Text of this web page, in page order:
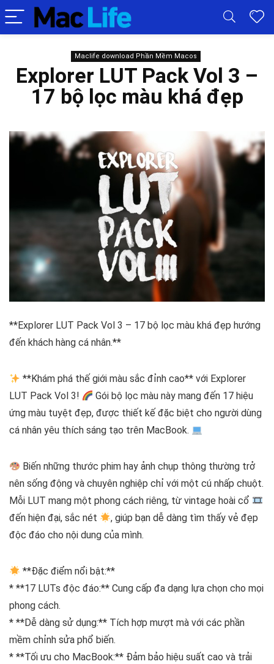
Maclife download Phần Mềm Macos
Explorer LUT Pack Vol 3 –
17 bộ lọc màu khá đẹp
**Explorer LUT Pack Vol 3 – 17 bộ lọc màu khá đẹp hướng
đến khách hàng cá nhân.**
**Khám phá thế giới màu sắc đỉnh cao** với Explorer
LUT Pack Vol 3!
Gói bộ lọc màu này mang đến 17 hiệu
ứng màu tuyệt đẹp, được thiết kế đặc biệt cho người dùng
cá nhân yêu thích sáng tạo trên MacBook.
Biến những thước phim hay ảnh chụp thông thường trở
nên sống động và chuyên nghiệp chỉ với một cú nhấp chuột.
Mỗi LUT mang một phong cách riêng, từ vintage hoài cổ
đến hiện đại, sắc nét
, giúp bạn dễ dàng tìm thấy vẻ đẹp
độc đáo cho nội dung của mình.
**Đặc điểm nổi bật:**
* **17 LUTs độc đáo:** Cung cấp đa dạng lựa chọn cho mọi
phong cách.
* **Dễ dàng sử dụng:** Tích hợp mượt mà với các phần
mềm chỉnh sửa phổ biến.
* **Tối ưu cho MacBook:** Đảm bảo hiệu suất cao và trải